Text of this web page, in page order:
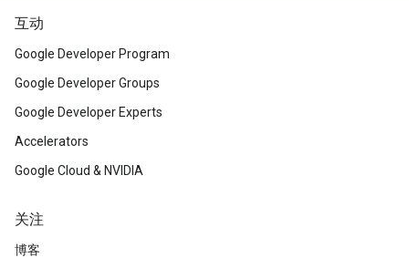
互动
Google Developer Program
Google Developer Groups
Google Developer Experts
Accelerators
Google Cloud & NVIDIA
关注
博客